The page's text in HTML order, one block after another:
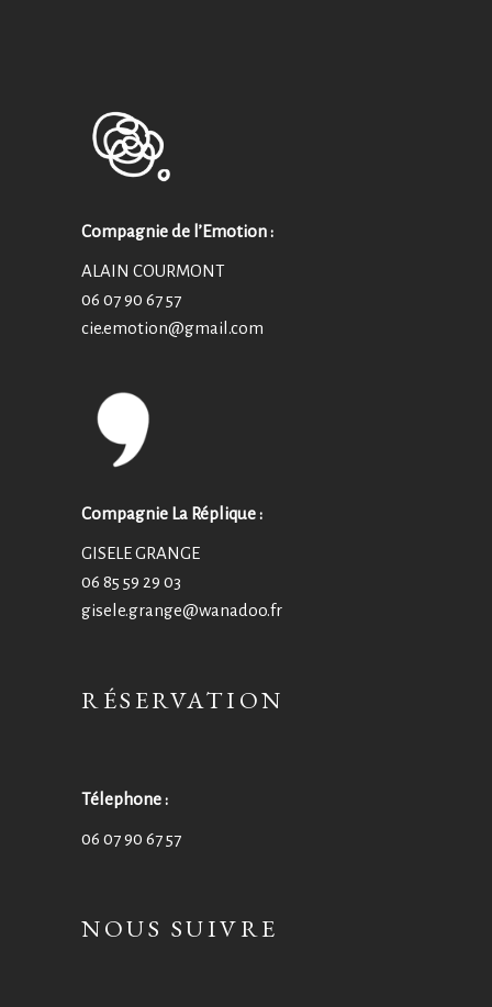
Compagnie de l’Emotion :
ALAIN COURMONT
06 07 90 67 57
cie.emotion@gmail.com
Compagnie La Réplique :
GISELE GRANGE
06 85 59 29 03
gisele.grange@wanadoo.fr
RÉSERVATION
Télephone :
06 07 90 67 57
NOUS SUIVRE